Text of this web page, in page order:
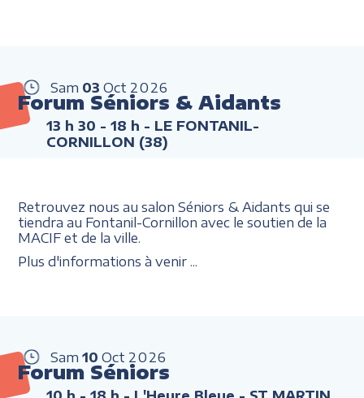
Sam 03 Oct 2026
Forum Séniors & Aidants
13 h 30 - 18 h - LE FONTANIL-
CORNILLON (38)
Retrouvez nous au salon Séniors & Aidants qui se
tiendra au Fontanil-Cornillon avec le soutien de la
MACIF et de la ville.
Plus d'informations à venir ...
Sam 10 Oct 2026
Forum Séniors